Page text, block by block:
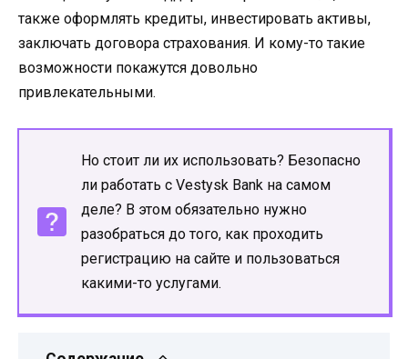
также оформлять кредиты, инвестировать активы,
заключать договора страхования. И кому-то такие
возможности покажутся довольно
привлекательными.
Но стоит ли их использовать? Безопасно
ли работать с Vestysk Bank на самом
деле? В этом обязательно нужно
разобраться до того, как проходить
регистрацию на сайте и пользоваться
какими-то услугами.